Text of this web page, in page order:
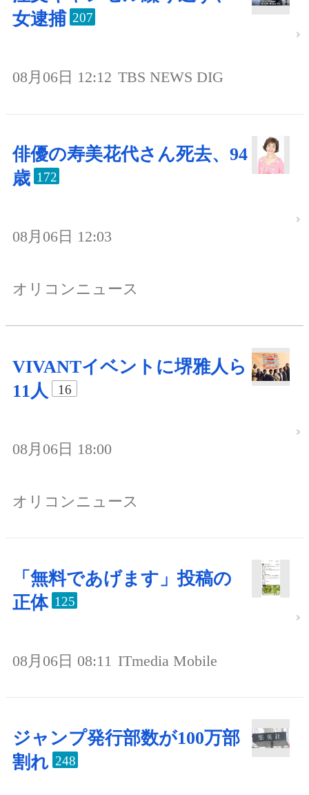
女逮捕 207
08月06日 12:12 TBS NEWS DIG
俳優の寿美花代さん死去、94
歳 172
08月06日 12:03
オリコンニュース
VIVANTイベントに堺雅人ら
11人
16
08月06日 18:00
オリコンニュース
「無料であげます」投稿の
正体 125
08月06日 08:11 ITmedia Mobile
ジャンプ発行部数が100万部
割れ 248